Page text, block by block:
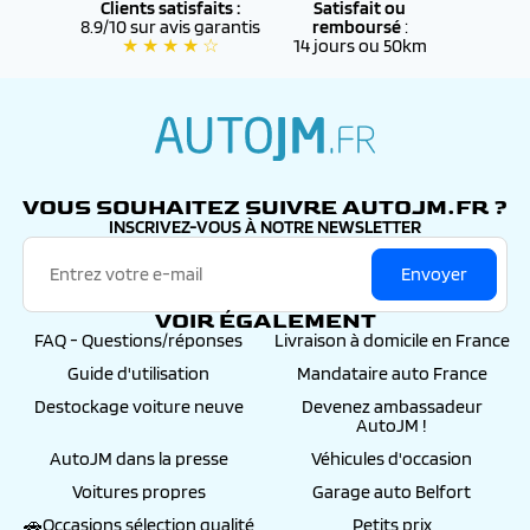
Clients satisfaits :
8.9/10 sur avis garantis
★ ★ ★ ★ ☆
Satisfait ou
remboursé:
14 jours ou 50km
VOUS SOUHAITEZ SUIVRE AUTOJM.FR ?
INSCRIVEZ-VOUS À NOTRE NEWSLETTER
Envoyer
VOIR ÉGALEMENT
FAQ - Questions/réponses
Livraison à domicile en France
Guide d'utilisation
Mandataire auto France
Destockage voiture neuve
Devenez ambassadeur
AutoJM !
AutoJM dans la presse
Véhicules d'occasion
Voitures propres
Garage auto Belfort
🚗Occasions sélection qualité
Petits prix